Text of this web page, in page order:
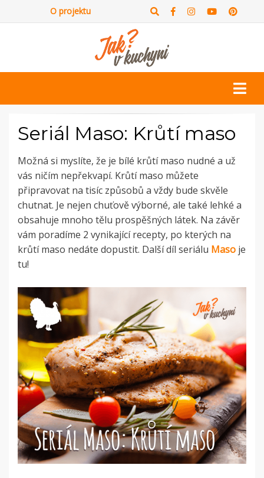
O projektu
Seriál Maso: Krůtí maso
Možná si myslíte, že je bílé krůtí maso nudné a už
vás ničím nepřekvapí. Krůtí maso můžete
připravovat na tisíc způsobů a vždy bude skvěle
chutnat. Je nejen chuťově výborné, ale také lehké a
obsahuje mnoho tělu prospěšných látek. Na závěr
vám poradíme 2 vynikající recepty, po kterých na
krůtí maso nedáte dopustit. Další díl seriálu Maso je
tu!